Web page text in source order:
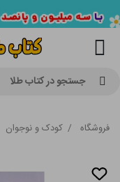
جستجو در کتاب طلا
فروشگاه / کودک و نوجوان